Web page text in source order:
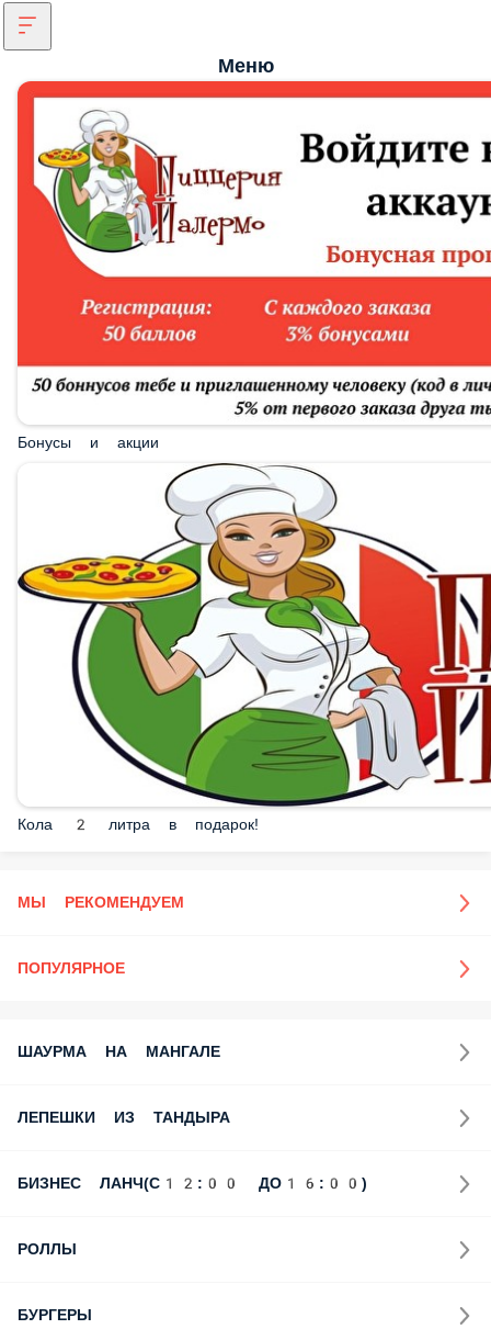
Меню
Бонусы и акции
Кола 2 литра в подарок!
МЫ РЕКОМЕНДУЕМ
ПОПУЛЯРНОЕ
ШАУРМА НА МАНГАЛЕ
ЛЕПЕШКИ ИЗ ТАНДЫРА
БИЗНЕС ЛАНЧ(С12:00 ДО16:00)
РОЛЛЫ
БУРГЕРЫ